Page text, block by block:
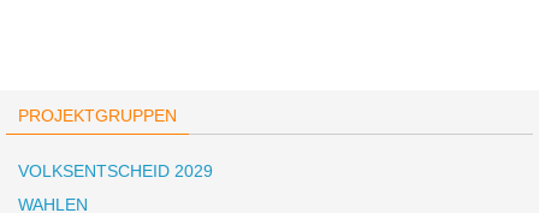
PROJEKTGRUPPEN
VOLKSENTSCHEID 2029
WAHLEN